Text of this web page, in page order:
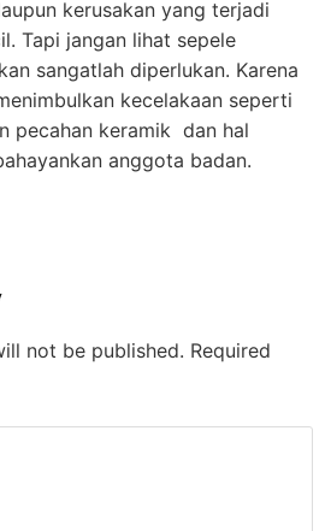
kerusakan yang terjadi
Tapi jangan lihat sepele
sangatlah diperlukan. Karena
kecelakaan seperti
pecahan keramik dan hal
anggota badan.
not be published. Required